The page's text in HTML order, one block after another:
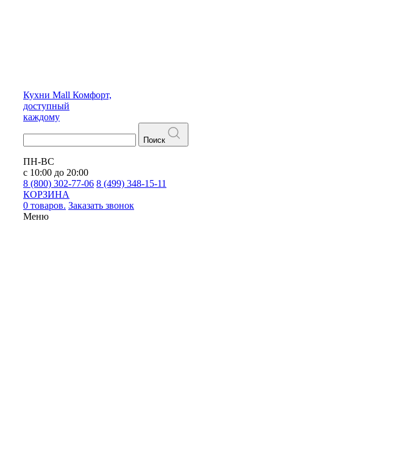
Кухни Mall Комфорт,
доступный
каждому
Поиск
ПН-ВС
с 10:00 до 20:00
8 (800) 302-77-06 8 (499) 348-15-11
КОРЗИНА
0 товаров. Заказать звонок
Меню